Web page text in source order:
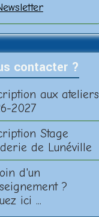
contacter ?
aux ateliers
2027
Stage
de Lunéville
d'un
?
ici ...